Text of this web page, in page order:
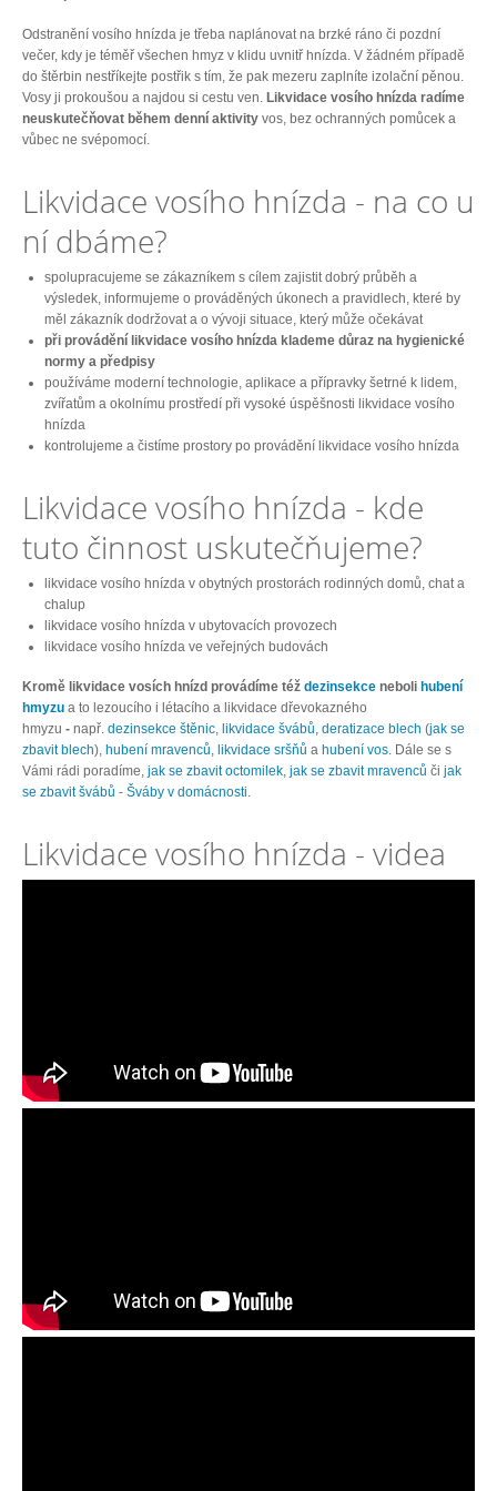
Odstranění vosího hnízda je třeba naplánovat na brzké ráno či pozdní
večer, kdy je téměř všechen hmyz v klidu uvnitř hnízda. V žádném případě
do štěrbin nestříkejte postřik s tím, že pak mezeru zaplníte izolační pěnou.
Vosy ji prokoušou a najdou si cestu ven. Likvidace vosího hnízda radíme
neuskutečňovat během denní aktivity vos, bez ochranných pomůcek a
vůbec ne svépomocí.
Likvidace vosího hnízda - na co u
ní dbáme?
spolupracujeme se zákazníkem s cílem zajistit dobrý průběh a
výsledek, informujeme o prováděných úkonech a pravidlech, které by
měl zákazník dodržovat a o vývoji situace, který může očekávat
při provádění likvidace vosího hnízda klademe důraz na hygienické
normy a předpisy
používáme moderní technologie, aplikace a přípravky šetrné k lidem,
zvířatům a okolnímu prostředí při vysoké úspěšnosti likvidace vosího
hnízda
kontrolujeme a čistíme prostory po provádění likvidace vosího hnízda
Likvidace vosího hnízda - kde
tuto činnost uskutečňujeme?
likvidace vosího hnízda v obytných prostorách rodinných domů, chat a
chalup
likvidace vosího hnízda v ubytovacích provozech
likvidace vosího hnízda ve veřejných budovách
Kromě likvidace vosích hnízd provádíme též dezinsekce neboli hubení
hmyzu a to lezoucího i létacího a likvidace dřevokazného
hmyzu - např. dezinsekce štěnic, likvidace švábů, deratizace blech (jak se
zbavit blech), hubení mravenců, likvidace sršňů a hubení vos. Dále se s
Vámi rádi poradíme, jak se zbavit octomilek, jak se zbavit mravenců či jak
se zbavit švábů - Šváby v domácnosti.
Likvidace vosího hnízda - videa